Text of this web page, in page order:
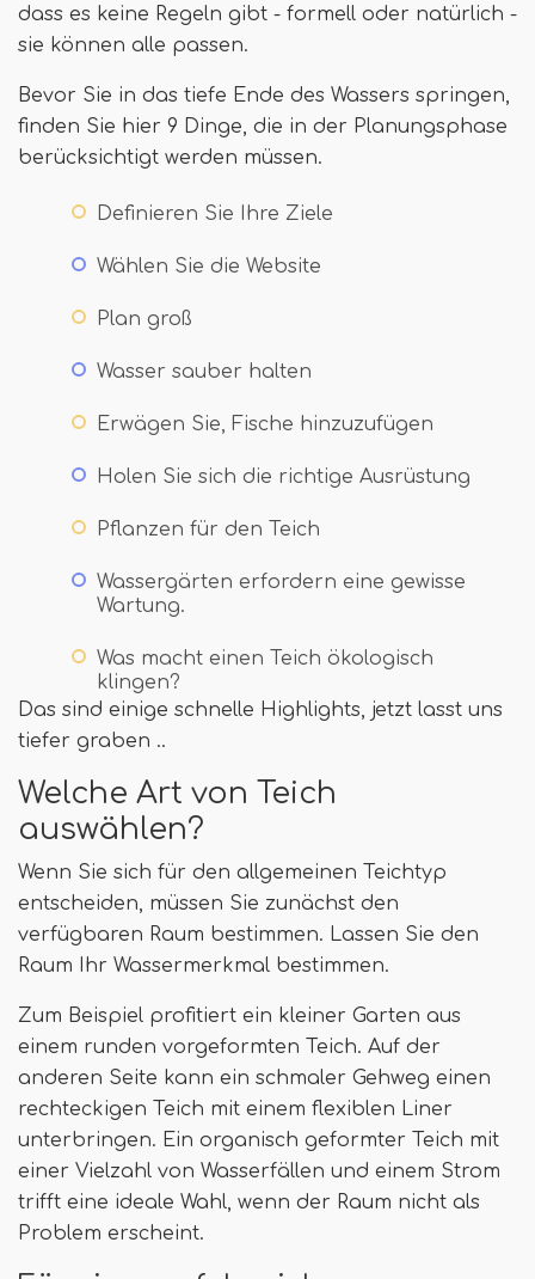
dass es keine Regeln gibt - formell oder natürlich -
sie können alle passen.
Bevor Sie in das tiefe Ende des Wassers springen,
finden Sie hier 9 Dinge, die in der Planungsphase
berücksichtigt werden müssen.
Definieren Sie Ihre Ziele
Wählen Sie die Website
Plan groß
Wasser sauber halten
Erwägen Sie, Fische hinzuzufügen
Holen Sie sich die richtige Ausrüstung
Pflanzen für den Teich
Wassergärten erfordern eine gewisse
Wartung.
Was macht einen Teich ökologisch
klingen?
Das sind einige schnelle Highlights, jetzt lasst uns
tiefer graben ..
Welche Art von Teich
auswählen?
Wenn Sie sich für den allgemeinen Teichtyp
entscheiden, müssen Sie zunächst den
verfügbaren Raum bestimmen. Lassen Sie den
Raum Ihr Wassermerkmal bestimmen.
Zum Beispiel profitiert ein kleiner Garten aus
einem runden vorgeformten Teich. Auf der
anderen Seite kann ein schmaler Gehweg einen
rechteckigen Teich mit einem flexiblen Liner
unterbringen. Ein organisch geformter Teich mit
einer Vielzahl von Wasserfällen und einem Strom
trifft eine ideale Wahl, wenn der Raum nicht als
Problem erscheint.